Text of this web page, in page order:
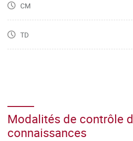
CM
TD
Modalités de contrôle
connaissances